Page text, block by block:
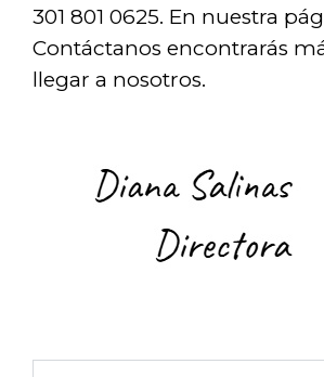
301 801 0625. En nuestra
Contáctanos encontrarás
llegar a nosotros.